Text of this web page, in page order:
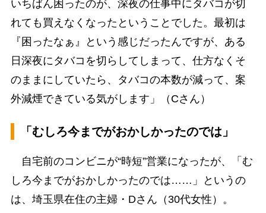
いちばん困ったのが、深夜の仕事中にタバコが切
れても買えなくなったということでした。最初は
『困ったなぁ』という感じだったんですが、ある
日深夜にタバコを切らしてしまって、仕方なくそ
のままにしていたら、タバコの本数が減って、案
外減煙できている気がします」（Cさん）
「むしろ今までがおかしかったのでは」
自宅前のコンビニが“時短”営業になったが、「む
しろ今までがおかしかったのでは……」というの
は、埼玉県在住の主婦・Dさん（30代女性）。